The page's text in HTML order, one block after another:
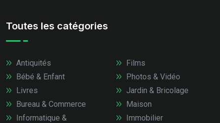
Toutes les catégories
Antiquités
Bébé & Enfant
Livres
Bureau & Commerce
Informatique &
Films
Photos & Vidéo
Jardin & Bricolage
Maison
Immobilier